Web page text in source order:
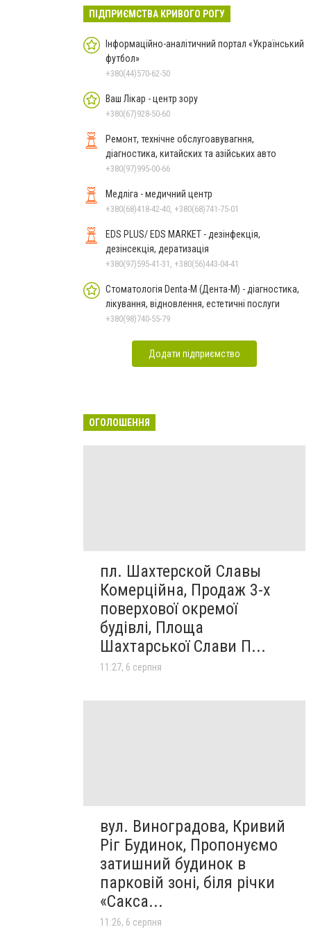
ПІДПРИЄМСТВА КРИВОГО РОГУ
Інформаційно-аналітичний портал «Український
футбол»
+380(44)570-62-50
Ваш Лікар - центр зору
+380(67)928-50-60
Ремонт, технічне обслугоавувагння,
діагностика, китайских та азійських авто
+380(97)995-00-66
Медліга - медичний центр
+380(68)418-42-40, +380(68)741-75-01
EDS PLUS/ EDS MARKET - дезінфекція,
дезінсекція, дератизація
+380(97)595-41-31, +380(56)443-04-41
Стоматологія Denta-M (Дента-М) - діагностика,
лікування, відновлення, естетичні послуги
+380(98)740-55-79
Додати підприємство
ОГОЛОШЕННЯ
пл. Шахтерской Славы
Комерційна, Продаж 3-х
поверхової окремої
будівлі, Площа
Шахтарської Слави П...
11:27, 6 серпня
вул. Виноградова, Кривий
Ріг Будинок, Пропонуємо
затишний будинок в
парковій зоні, біля річки
«Сакса...
11:26, 6 серпня